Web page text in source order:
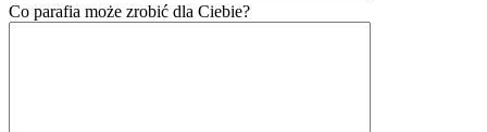
Co parafia może zrobić dla Ciebie?